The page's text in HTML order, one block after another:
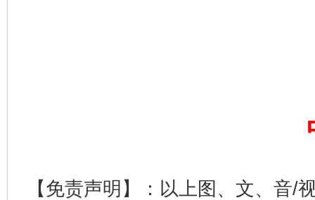
【免责声明】：以上图、文、音/